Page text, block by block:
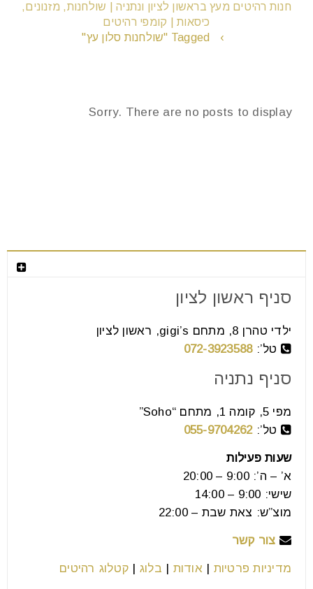
חנות רהיטים מעץ בראשון לציון ונתניה | שולחנות, מזנונים,
כיסאות | קומפי רהיטים
›
Tagged "שולחנות סלון עץ"
Sorry. There are no posts to display
סניף ראשון לציון
ילדי טהרן 8, מתחם gigi’s, ראשון לציון
טל’:072-3923588
סניף נתניה
מפי 5, קומה 1, מתחם “Soho”
טל’:055-9704262
שעות פעילות
א’ – ה’: 9:00 – 20:00
שישי: 9:00 – 14:00
מוצ”ש: צאת שבת – 22:00
צור קשר
מדיניות פרטיות |אודות | בלוג | קטלוג רהיטים
spellcheck גופן קריא
כל